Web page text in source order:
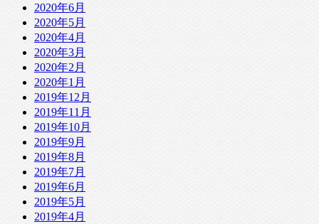
2020年6月
2020年5月
2020年4月
2020年3月
2020年2月
2020年1月
2019年12月
2019年11月
2019年10月
2019年9月
2019年8月
2019年7月
2019年6月
2019年5月
2019年4月